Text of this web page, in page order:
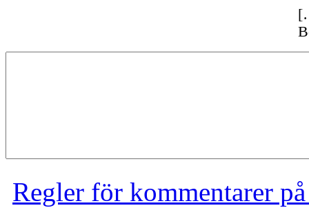
Regler för kommentarer